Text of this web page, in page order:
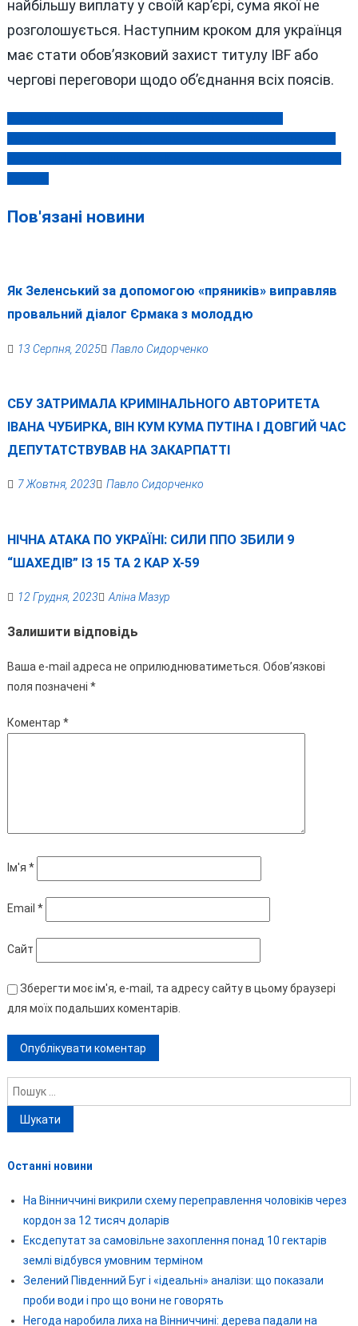
найбільшу виплату у своїй кар’єрі, сума якої не
розголошується. Наступним кроком для українця
має стати обов’язковий захист титулу IBF або
чергові переговори щодо об’єднання всіх поясів.
Навігація
записів
Пов'язані новини
Як Зеленський за допомогою «пряників» виправляв
провальний діалог Єрмака з молоддю
13 Серпня, 2025 Павло Сидорченко
СБУ ЗАТРИМАЛА КРИМІНАЛЬНОГО АВТОРИТЕТА
ІВАНА ЧУБИРКА, ВІН КУМ КУМА ПУТІНА І ДОВГИЙ ЧАС
ДЕПУТАТСТВУВАВ НА ЗАКАРПАТТІ
7 Жовтня, 2023 Павло Сидорченко
НІЧНА АТАКА ПО УКРАЇНІ: СИЛИ ППО ЗБИЛИ 9
“ШАХЕДІВ” ІЗ 15 ТА 2 КАР Х-59
12 Грудня, 2023 Аліна Мазур
Залишити відповідь
Ваша e-mail адреса не оприлюднюватиметься. Обов’язкові
поля позначені *
Коментар *
Ім'я *
Email *
Сайт
Зберегти моє ім'я, e-mail, та адресу сайту в цьому браузері
для моїх подальших коментарів.
Пошук:
Останні новини
На Вінниччині викрили схему переправлення чоловіків через
кордон за 12 тисяч доларів
Ексдепутат за самовільне захоплення понад 10 гектарів
землі відбувся умовним терміном
Зелений Південний Буг і «ідеальні» аналізи: що показали
проби води і про що вони не говорять
Негода наробила лиха на Вінниччині: дерева падали на